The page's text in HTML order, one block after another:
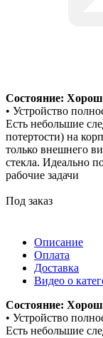
Состояние:
• Устройство
Есть небольшие
потертости) на
только внешнего
стекла. Идеально
рабочие задачи
Под заказ
Описание
Оплата
Доставка
Видео о
Состояние:
• Устройство
Есть небольшие